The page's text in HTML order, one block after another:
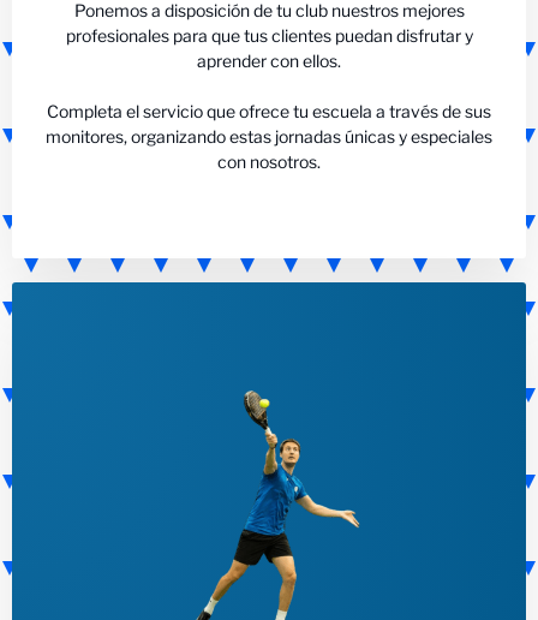
Ponemos a disposición de tu club nuestros mejores
profesionales para que tus clientes puedan disfrutar y
aprender con ellos.
Completa el servicio que ofrece tu escuela a través de sus
monitores, organizando estas jornadas únicas y especiales
con nosotros.